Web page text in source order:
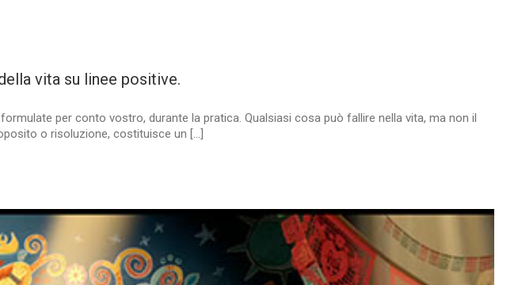
vita su linee positive.
per conto vostro, durante la pratica. Qualsiasi cosa può fallire nella vita, ma non il
o risoluzione, costituisce un [...]